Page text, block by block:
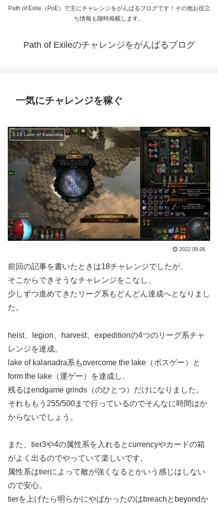
Path of Exile（PoE）で主にチャレンジをがんばるブログです！その他お役立
ち情報も随時掲載します。
Path of Exileのチャレンジをがんばるブログ
一気にチャレンジを稼ぐ
3.19 Lake of Kalandra
2022.09.06
前回の記事を書いたときは18チャレンジでしたが、
そこからできそうなチャレンジをこなし、
少しずつ進めてきたリーグ系もどんどん達成へとなりまし
た。
heist、legion、harvest、expeditionの4つのリーグ系チャ
レンジを達成。
lake of kalanadra系もovercome the lake（ボスゲー）と
form the lake（運ゲー）を達成し、
残るはendgame grinds（のひとつ）だけになりました。
それももう255/500まで行っているのでそんなに時間はか
からないでしょう。
また、tier3や4の属性系を入れるとcurrencyやカードの箱
がよく出るのでやっていて楽しいです。
属性系はtierによって敵が強くなるとかいう感じはしない
ので安心。
tierを上げたら明らかにやばかったのはbreachとbeyondか